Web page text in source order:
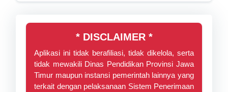
* DISCLAIMER *
Aplikasi ini tidak berafiliasi, tidak dikelola, serta
tidak mewakili Dinas Pendidikan Provinsi Jawa
Timur maupun instansi pemerintah lainnya yang
terkait dengan pelaksanaan Sistem Penerimaan